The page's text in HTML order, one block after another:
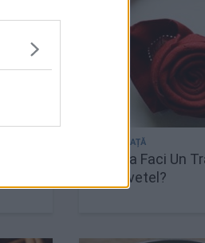
Cum Sa Faci Un
un Servetel?